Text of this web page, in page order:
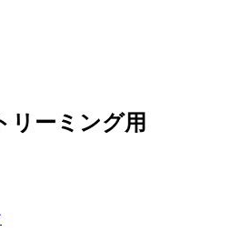
リーミング用